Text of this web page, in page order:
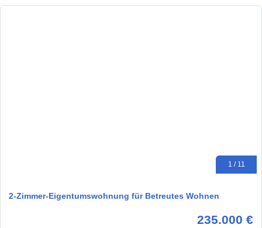
1 / 11
2-Zimmer-Eigentumswohnung für Betreutes Wohnen
235.000 €